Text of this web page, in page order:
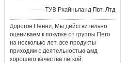
—— ТУВ Рхайньланд Пвт. Лтд
Дорогое Пенни, Мы действительно
оцениваем к покупке от группы Пего
на несколько лет, все продукты
приходим с деятельностью амд
хорошего качества легкой.